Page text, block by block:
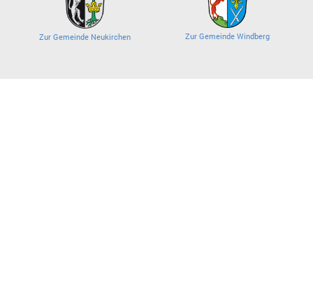
Zur Gemeinde Neukirchen Zur Gemeinde Windberg